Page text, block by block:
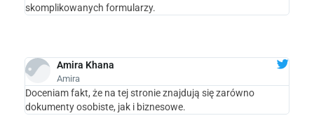
skomplikowanych formularzy.
Amira Khana
Amira
Doceniam fakt, że na tej stronie znajdują się zarówno
dokumenty osobiste, jak i biznesowe.